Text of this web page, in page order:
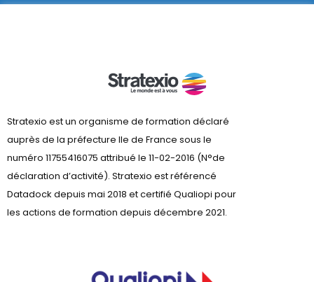
Stratexio est un organisme de formation déclaré
auprès de la préfecture lle de France sous le
numéro 11755416075 attribué le 11-02-2016 (N°de
déclaration d’activité). Stratexio est référencé
Datadock depuis mai 2018 et certifié Qualiopi pour
les actions de formation depuis décembre 2021.